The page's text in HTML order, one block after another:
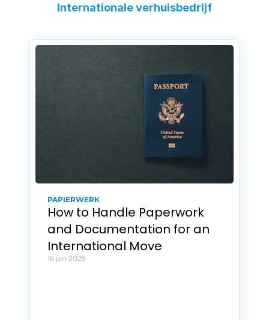
Internationale verhuisbedrijf
PAPIERWERK
How to Handle Paperwork
and Documentation for an
International Move
16 jan 2025